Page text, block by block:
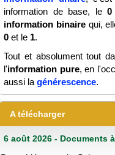
information de base, le 0
information binairequi,
0 et le 1.
Tout et absolument tout
l'information pure, en
aussi la générescence.
A télécharger
6 août 2026 - Documents